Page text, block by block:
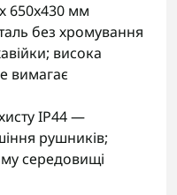
650x430 мм
без хромування
висока
вимагає
IP44 —
рушників;
середовищі